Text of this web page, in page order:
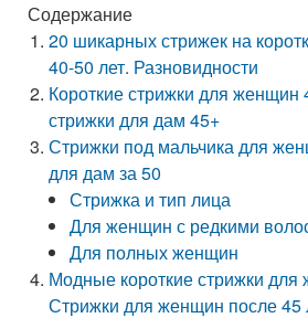
Содержание
20 шикарных стрижек на
40-50 лет. Разновидности
Короткие стрижки для женщин
стрижки для дам 45+
Стрижки под мальчика для
для дам за 50
Стрижка и тип лица
Для женщин с редкими
Для полных женщин
Модные короткие стрижки для
Стрижки для женщин после 45